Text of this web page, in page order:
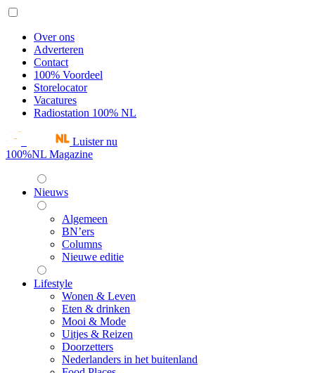
Over ons
Adverteren
Contact
100% Voordeel
Storelocator
Vacatures
Radiostation 100% NL
Luister nu
100%NL Magazine
Nieuws
Algemeen
BN’ers
Columns
Nieuwe editie
Lifestyle
Wonen & Leven
Eten & drinken
Mooi & Mode
Uitjes & Reizen
Doorzetters
Nederlanders in het buitenland